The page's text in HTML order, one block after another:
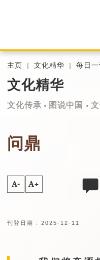
主页 文化精华 每日一
文化精华
文化传承 图说中国
问鼎
A- A+
刊登日期 : 2025-12-11